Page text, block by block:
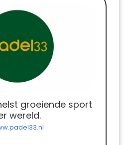
groeiende sport
wereld.